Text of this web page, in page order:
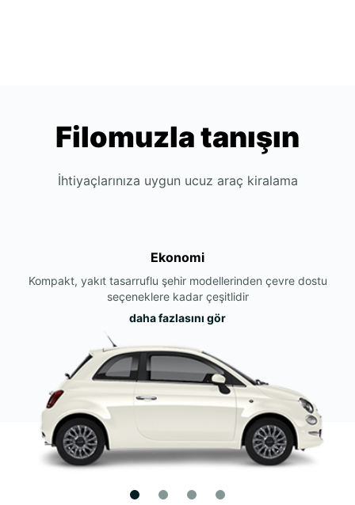
Filomuzla tanışın
İhtiyaçlarınıza uygun ucuz araç kiralama
Ekonomi
Kompakt, yakıt tasarruflu şehir modellerinden çevre dostu
seçeneklere kadar çeşitlidir
daha fazlasını gör